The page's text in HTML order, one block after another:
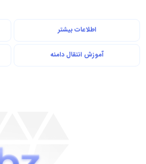
اطلاعات بیشتر
آموزش انتقال دامنه